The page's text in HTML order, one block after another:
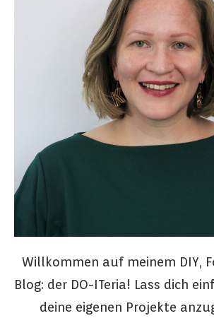
Willkommen auf meinem DIY,
Blog: der DO-ITeria! Lass dich
deine eigenen Projekte